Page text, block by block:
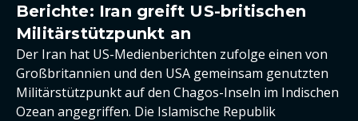
Berichte: Iran greift US-britischen
Militärstützpunkt an
Der Iran hat US-Medienberichten zufolge einen von
Großbritannien und den USA gemeinsam genutzten
Militärstützpunkt auf den Chagos-Inseln im Indischen
Ozean angegriffen. Die Islamische Republik